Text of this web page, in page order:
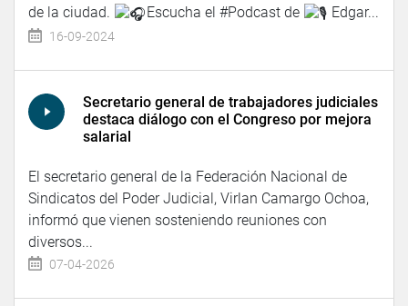
de la ciudad.
Escucha el #Podcast de Edgar...
16-09-2024
Secretario general de trabajadores judiciales
destaca diálogo con el Congreso por mejora
salarial
El secretario general de la Federación Nacional de
Sindicatos del Poder Judicial, Virlan Camargo Ochoa,
informó que vienen sosteniendo reuniones con
diversos...
07-04-2026